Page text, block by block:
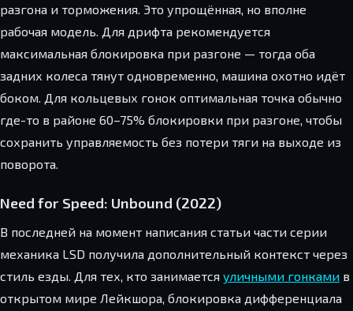
разгона и торможения. Это упрощённая, но вполне
рабочая модель. Для дрифта рекомендуется
максимальная блокировка при разгоне — тогда оба
задних колеса тянут одновременно, машина охотно идёт
боком. Для кольцевых гонок оптимальная точка обычно
где-то в районе 60–75% блокировки при разгоне, чтобы
сохранить управляемость без потери тяги на выходе из
поворота.
Need for Speed: Unbound (2022)
В последней на момент написания статьи части серии
механика LSD получила дополнительный контекст через
стиль езды. Для тех, кто занимается уличными гонками в
открытом мире Лейкшора, блокировка дифференциала